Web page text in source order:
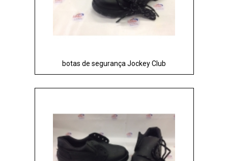
botas de segurança Jockey Club